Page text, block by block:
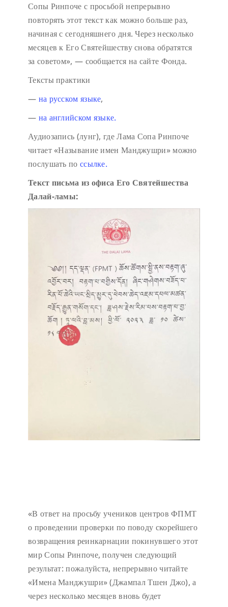
Сопы Ринпоче с просьбой непрерывно
повторять этот текст как можно больше раз,
начиная с сегодняшнего дня. Через несколько
месяцев к Его Святейшеству снова обратятся
за советом», — сообщается на сайте Фонда.
Тексты практики
— на русском языке,
— на английском языке.
Аудиозапись (лунг), где Лама Сопа Ринпоче
читает «Называние имен Манджушри» можно
послушать по ссылке.
Текст письма из офиса Его Святейшества
Далай-ламы:
«В ответ на просьбу учеников центров ФПМТ
о проведении проверки по поводу скорейшего
возвращения реинкарнации покинувшего этот
мир Сопы Ринпоче, получен следующий
результат: пожалуйста, непрерывно читайте
«Имена Манджушри» (Джампал Тшен Джо), а
через несколько месяцев вновь будет